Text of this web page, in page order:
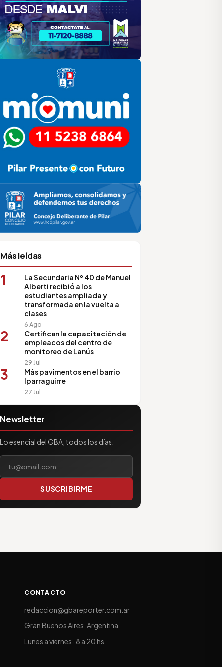
HCD
de Medios Vecinales
Más leídas
1
La Secundaria Nº 40 de Manuel
Alberti recibió a los
estudiantes ampliada y
transformada en la vuelta a
clases
6 Ago
2
Certifican la capacitación de
empleados del centro de
monitoreo de Lanús
29 Jul
3
Más pavimentos en el barrio
Iparraguirre
27 Jul
Newsletter
Lo esencial del GBA, todos los días.
SUSCRIBIRME
CONTACTO
redaccion@gbareporter.com.ar
Gran Buenos Aires, Argentina
Lunes a viernes · 8 a 20 hs